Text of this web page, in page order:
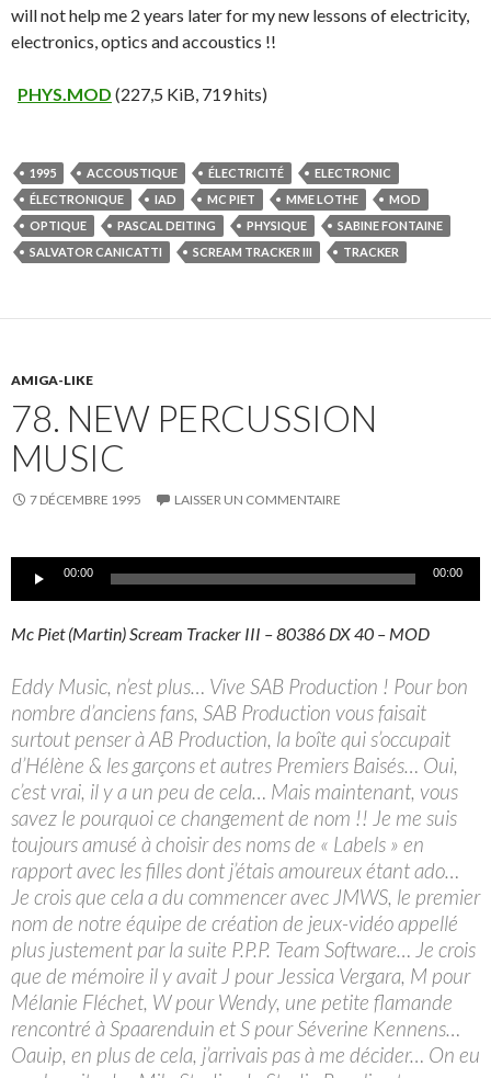
will not help me 2 years later for my new lessons of electricity,
electronics, optics and accoustics !!
PHYS.MOD (227,5 KiB, 719 hits)
1995 ACCOUSTIQUE ÉLECTRICITÉ
ELECTRONIC
ÉLECTRONIQUE
IAD MC PIET MME LOTHE
MOD
OPTIQUE
PASCAL DEITING PHYSIQUE
SABINE FONTAINE
SALVATOR CANICATTI
SCREAM TRACKER III TRACKER
AMIGA-LIKE
78. NEW PERCUSSION
MUSIC
7 DÉCEMBRE 1995 LAISSER UN COMMENTAIRE
Lecteur00:00 00:00
Mc Piet (Martin) Scream Tracker III – 80386 DX 40 – MOD
Eddy Music, n’est plus… Vive SAB Production ! Pour bon
nombre d’anciens fans, SAB Production vous faisait
surtout penser à AB Production, la boîte qui s’occupait
d’Hélène & les garçons et autres Premiers Baisés… Oui,
c’est vrai, il y a un peu de cela… Mais maintenant, vous
savez le pourquoi ce changement de nom !! Je me suis
toujours amusé à choisir des noms de « Labels » en
rapport avec les filles dont j’étais amoureux étant ado…
Je crois que cela a du commencer avec JMWS, le premier
nom de notre équipe de création de jeux-vidéo appellé
plus justement par la suite P.P.P. Team Software… Je crois
que de mémoire il y avait J pour Jessica Vergara, M pour
Mélanie Fléchet, W pour Wendy, une petite flamande
rencontré à Spaarenduin et S pour Séverine Kennens…
Oauip, en plus de cela, j’arrivais pas à me décider… On eu